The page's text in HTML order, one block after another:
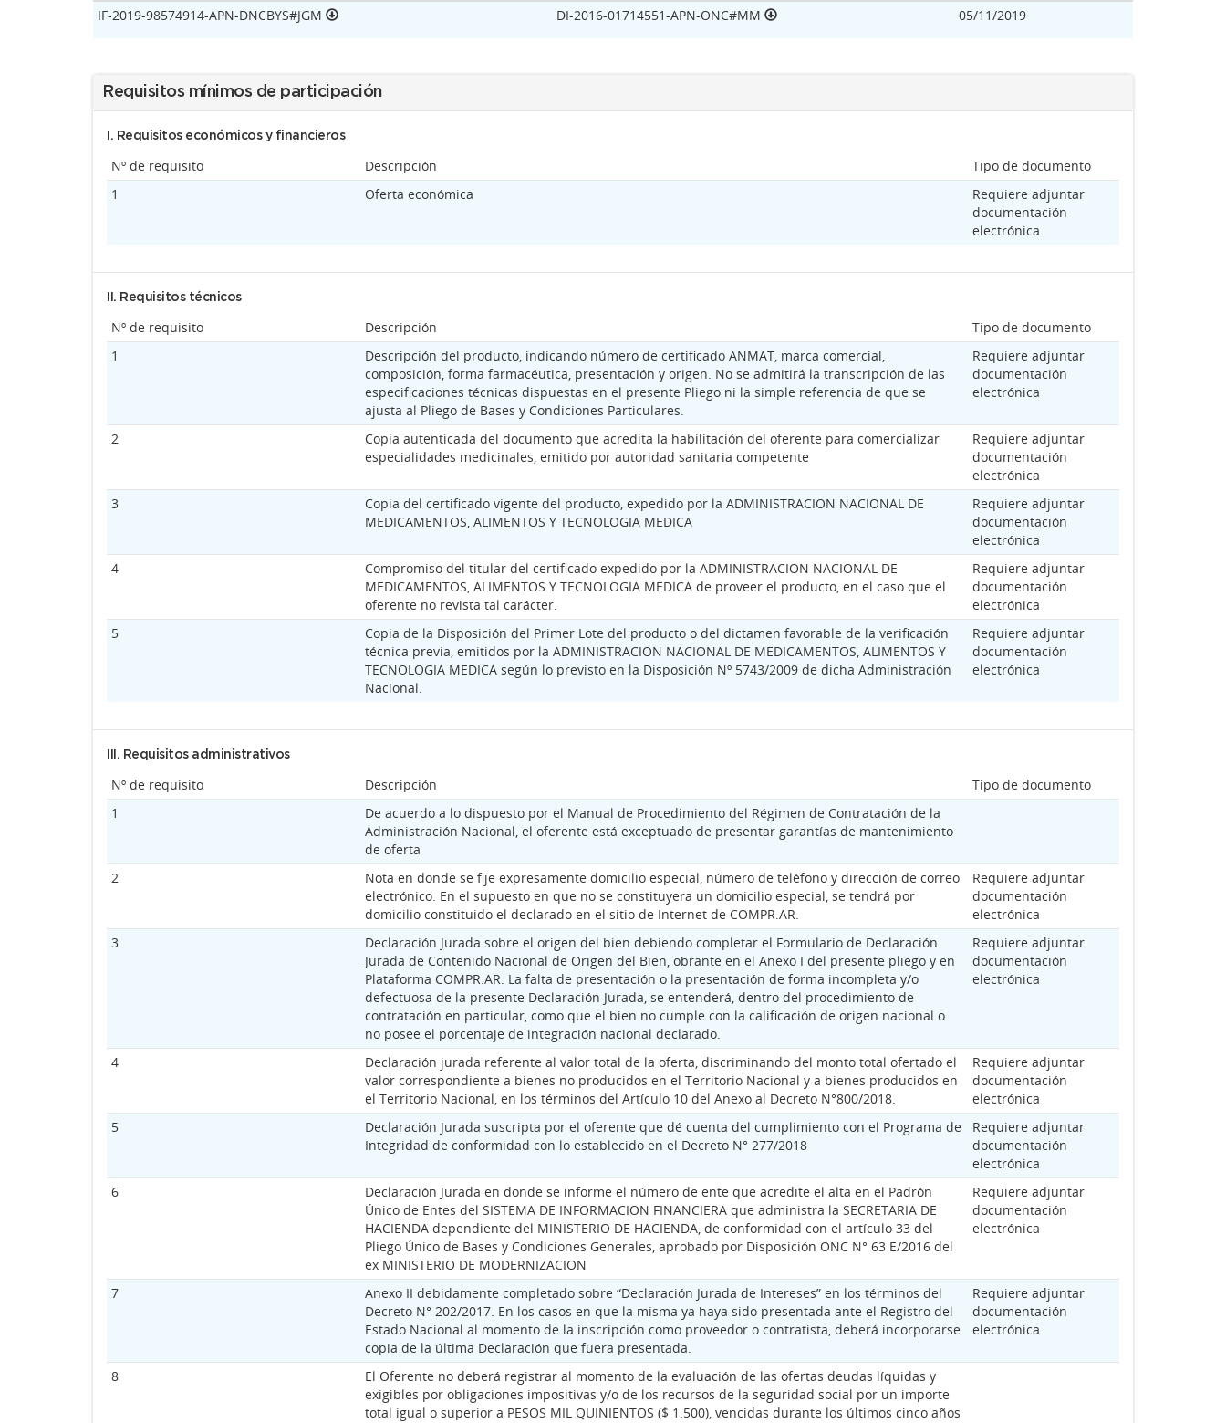
IF-2019-98574914-APN-DNCBYS#JGM
DI-2016-01714551-APN-ONC#MM 05/11/2019
Requisitos mínimos de participación
I. Requisitos económicos y financieros
Nº de requisito Descripción
Tipo de documento
1
Oferta económica
Requiere adjuntar
documentación
electrónica
II. Requisitos técnicos
Nº de requisito Descripción
Tipo de documento
1
Descripción del producto, indicando número de certificado ANMAT, marca comercial,
composición, forma farmacéutica, presentación y origen. No se admitirá la transcripción de las
especificaciones técnicas dispuestas en el presente Pliego ni la simple referencia de que se
ajusta al Pliego de Bases y Condiciones Particulares.
Requiere adjuntar
documentación
electrónica
2
Copia autenticada del documento que acredita la habilitación del oferente para comercializar
especialidades medicinales, emitido por autoridad sanitaria competente
Requiere adjuntar
documentación
electrónica
3
Copia del certificado vigente del producto, expedido por la ADMINISTRACION NACIONAL DE
MEDICAMENTOS, ALIMENTOS Y TECNOLOGIA MEDICA
Requiere adjuntar
documentación
electrónica
4
Compromiso del titular del certificado expedido por la ADMINISTRACION NACIONAL DE
MEDICAMENTOS, ALIMENTOS Y TECNOLOGIA MEDICA de proveer el producto, en el caso que el
oferente no revista tal carácter.
Requiere adjuntar
documentación
electrónica
5
Copia de la Disposición del Primer Lote del producto o del dictamen favorable de la verificación
técnica previa, emitidos por la ADMINISTRACION NACIONAL DE MEDICAMENTOS, ALIMENTOS Y
TECNOLOGIA MEDICA según lo previsto en la Disposición Nº 5743/2009 de dicha Administración
Nacional.
Requiere adjuntar
documentación
electrónica
III. Requisitos administrativos
Nº de requisito Descripción
Tipo de documento
1
De acuerdo a lo dispuesto por el Manual de Procedimiento del Régimen de Contratación de la
Administración Nacional, el oferente está exceptuado de presentar garantías de mantenimiento
de oferta
2
Nota en donde se fije expresamente domicilio especial, número de teléfono y dirección de correo
electrónico. En el supuesto en que no se constituyera un domicilio especial, se tendrá por
domicilio constituido el declarado en el sitio de Internet de COMPR.AR.
Requiere adjuntar
documentación
electrónica
3
Declaración Jurada sobre el origen del bien debiendo completar el Formulario de Declaración
Jurada de Contenido Nacional de Origen del Bien, obrante en el Anexo I del presente pliego y en
Plataforma COMPR.AR. La falta de presentación o la presentación de forma incompleta y/o
defectuosa de la presente Declaración Jurada, se entenderá, dentro del procedimiento de
contratación en particular, como que el bien no cumple con la calificación de origen nacional o
no posee el porcentaje de integración nacional declarado.
Requiere adjuntar
documentación
electrónica
4
Declaración jurada referente al valor total de la oferta, discriminando del monto total ofertado el
valor correspondiente a bienes no producidos en el Territorio Nacional y a bienes producidos en
el Territorio Nacional, en los términos del Artículo 10 del Anexo al Decreto N°800/2018.
Requiere adjuntar
documentación
electrónica
5
Declaración Jurada suscripta por el oferente que dé cuenta del cumplimiento con el Programa de
Integridad de conformidad con lo establecido en el Decreto N° 277/2018
Requiere adjuntar
documentación
electrónica
6
Declaración Jurada en donde se informe el número de ente que acredite el alta en el Padrón
Único de Entes del SISTEMA DE INFORMACION FINANCIERA que administra la SECRETARIA DE
HACIENDA dependiente del MINISTERIO DE HACIENDA, de conformidad con el artículo 33 del
Pliego Único de Bases y Condiciones Generales, aprobado por Disposición ONC N° 63 E/2016 del
ex MINISTERIO DE MODERNIZACION
Requiere adjuntar
documentación
electrónica
7
Anexo II debidamente completado sobre “Declaración Jurada de Intereses” en los términos del
Decreto N° 202/2017. En los casos en que la misma ya haya sido presentada ante el Registro del
Estado Nacional al momento de la inscripción como proveedor o contratista, deberá incorporarse
copia de la última Declaración que fuera presentada.
Requiere adjuntar
documentación
electrónica
8
El Oferente no deberá registrar al momento de la evaluación de las ofertas deudas líquidas y
exigibles por obligaciones impositivas y/o de los recursos de la seguridad social por un importe
total igual o superior a PESOS MIL QUINIENTOS ($ 1.500), vencidas durante los últimos cinco años